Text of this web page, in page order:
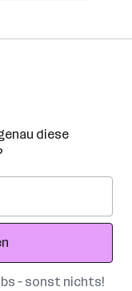
diese
– sonst nichts!